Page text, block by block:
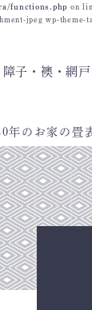
functions.php on
jpeg wp-theme-
障子・襖・網戸
年のお家の